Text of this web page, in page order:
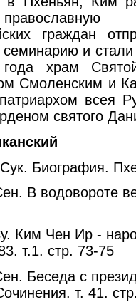
граждан
и
храм
Смоленским и
всея
святого
Биография.
В водовороте
Ким Чен Ир -
т.1. стр. 73-75
Беседа с
т. 41.